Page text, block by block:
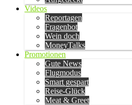
Videos
Reportagen
Fragenbot
Wein doch
MoneyTalks
Promotionen
Gute News
Flugmodus
Smart gespart
Reise-Glück
Meat & Greet